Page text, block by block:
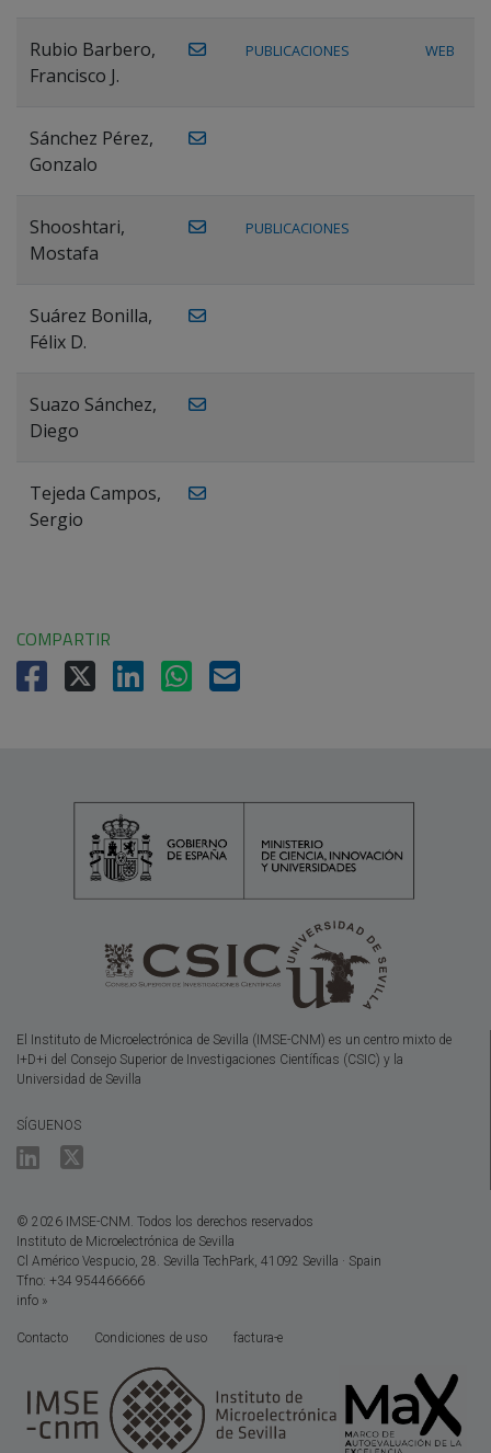
Rubio Barbero,
Francisco J.
PUBLICACIONES WEB
Sánchez Pérez,
Gonzalo
Shooshtari,
Mostafa
PUBLICACIONES
Suárez Bonilla,
Félix D.
Suazo Sánchez,
Diego
Tejeda Campos,
Sergio
COMPARTIR
El Instituto de Microelectrónica de Sevilla (IMSE-CNM) es un centro mixto de
I+D+i del Consejo Superior de Investigaciones Científicas (CSIC) y la
Universidad de Sevilla
SÍGUENOS
© 2026 IMSE-CNM. Todos los derechos reservados
Instituto de Microelectrónica de Sevilla
Cl Américo Vespucio, 28. Sevilla TechPark, 41092 Sevilla · Spain
Tfno: +34 954466666
info »
Contacto Condiciones de uso factura-e